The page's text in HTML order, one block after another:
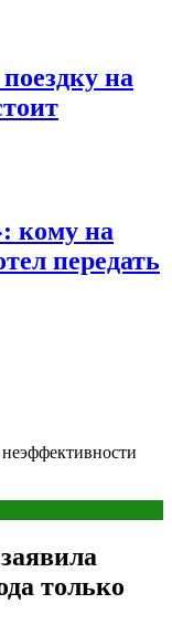
на
кому на
передать
только